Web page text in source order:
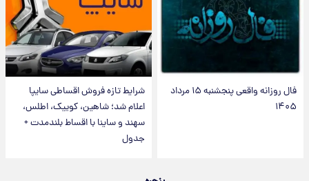
فال روزانه واقعی پنجشنبه ۱۵ مرداد
۱۴۰۵
شرایط تازه فروش اقساطی سایپا
اعلام شد؛ شاهین، کوییک، اطلس،
سهند و ساینا با اقساط بلندمدت +
جدول